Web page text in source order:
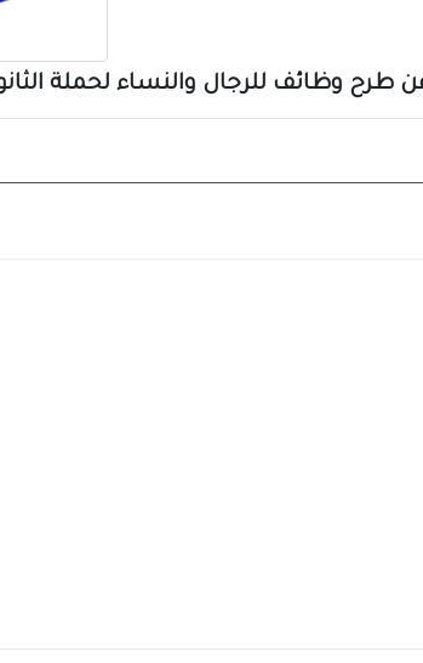
وظائف للرجال والنساء لحملة الثانوية